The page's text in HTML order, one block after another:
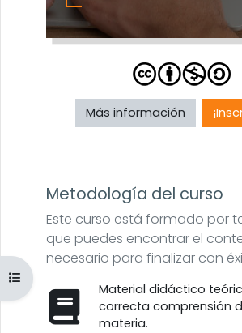
Abrir índice del curso
Más información
Metodología del curso
Este curso está formado por
que puedes encontrar el
necesario para finalizar con
Material didáctico
correcta comprensión
materia.